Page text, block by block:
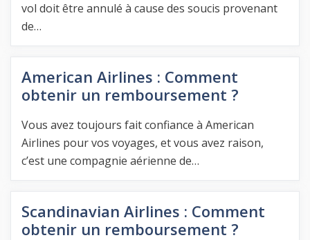
vol doit être annulé à cause des soucis provenant
de…
American Airlines : Comment
obtenir un remboursement ?
Vous avez toujours fait confiance à American
Airlines pour vos voyages, et vous avez raison,
c’est une compagnie aérienne de…
Scandinavian Airlines : Comment
obtenir un remboursement ?